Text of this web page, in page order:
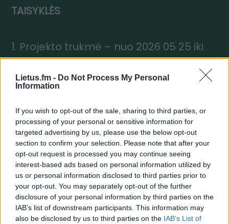
Lietus.fm - Do Not Process My Personal
Information
If you wish to opt-out of the sale, sharing to third parties, or
processing of your personal or sensitive information for
targeted advertising by us, please use the below opt-out
section to confirm your selection. Please note that after your
opt-out request is processed you may continue seeing
interest-based ads based on personal information utilized by
us or personal information disclosed to third parties prior to
your opt-out. You may separately opt-out of the further
disclosure of your personal information by third parties on the
IAB’s list of downstream participants. This information may
also be disclosed by us to third parties on the IAB’s List of
TAISYKLĖS
1. Projekto trukmė – nuo 2026 05 25 iki
2026 06 05.
2. Projekto eiga:
prizus, registruojasi bei nurodo savo
vardą, telefono numerį, el. paštą ir
pasidalina ypatingu tėčio receptu.
2.2. Nuo birželio 1 d. iki birželio 5 d. imtinai
„Lietaus“ laidų vedėjai eteryje skambina
užsiregistravusiems klausytojams ir
aptaria jų tėčių receptus.